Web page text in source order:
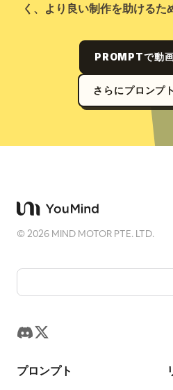
く、より良い制作を助けるた
PROMPTで動
さらにプロンプ
©2026 MIND MOTOR PTE. LTD.
プロンプト